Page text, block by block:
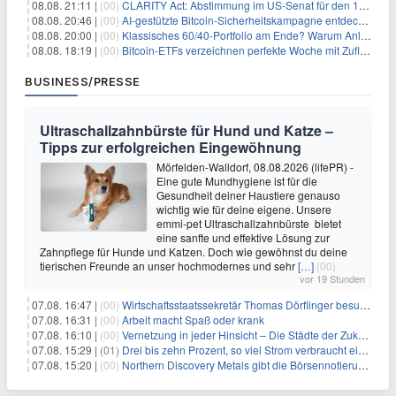
08.08. 21:11 | (00) CLARITY Act: Abstimmung im US-Senat für den 15. September angesetzt
08.08. 20:46 | (00) AI-gestützte Bitcoin-Sicherheitskampagne entdeckt fast 5.000 Softwareprobleme in 390 Projekten
08.08. 20:00 | (00) Klassisches 60/40-Portfolio am Ende? Warum Anleger jetzt radikal umdenken müssen
08.08. 18:19 | (00) Bitcoin-ETFs verzeichnen perfekte Woche mit Zuflüssen auf 3-Monats-Hoch
BUSINESS/PRESSE
Ultraschallzahnbürste für Hund und Katze –
Tipps zur erfolgreichen Eingewöhnung
Mörfelden-Walldorf, 08.08.2026 (lifePR) -
Eine gute Mundhygiene ist für die
Gesundheit deiner Haustiere genauso
wichtig wie für deine eigene. Unsere
emmi-pet Ultraschallzahnbürste bietet
eine sanfte und effektive Lösung zur
Zahnpflege für Hunde und Katzen. Doch wie gewöhnst du deine
tierischen Freunde an unser hochmodernes und sehr[…] (00)
vor 19 Stunden
07.08. 16:47 | (00) Wirtschaftsstaatssekretär Thomas Dörflinger besucht Handwerksbetrieb im Kammerbezirk Freiburg
07.08. 16:31 | (00) Arbeit macht Spaß oder krank
07.08. 16:10 | (00) Vernetzung in jeder Hinsicht – Die Städte der Zukunft sind grün-blau
07.08. 15:29 | (01) Drei bis zehn Prozent, so viel Strom verbraucht ein Aufzug im Gebäude
07.08. 15:20 | (00) Northern Discovery Metals gibt die Börsennotierung an der Frankfurter Wertpapierbörse bekannt